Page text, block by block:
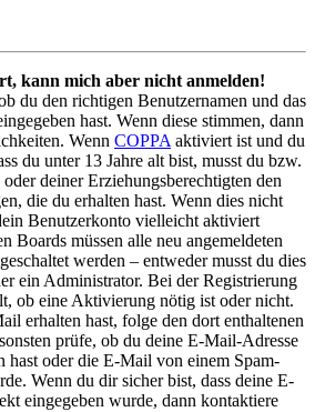
kann mich aber nicht anmelden!
du den richtigen Benutzernamen und das
hast. Wenn diese stimmen, dann
Wenn COPPA aktiviert ist und du
du unter 13 Jahre alt bist, musst du bzw.
deiner Erziehungsberechtigten den
die du erhalten hast. Wenn dies nicht
Benutzerkonto vielleicht aktiviert
Boards müssen alle neu angemeldeten
werden – entweder musst du dies
ein Administrator. Bei der Registrierung
ob eine Aktivierung nötig ist oder nicht.
erhalten hast, folge den dort enthaltenen
prüfe, ob du deine E-Mail-Adresse
hast oder die E-Mail von einem Spam-
Wenn du dir sicher bist, dass deine E-
eingegeben wurde, dann kontaktiere